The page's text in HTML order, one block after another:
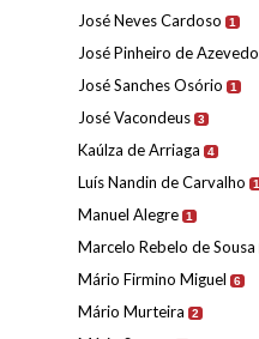
José Neves Cardoso 1
José Pinheiro de Azevedo
José Sanches Osório 1
José Vacondeus 3
Kaúlza de Arriaga 4
Luís Nandin de Carvalho 1
Manuel Alegre 1
Marcelo Rebelo de Sousa
Mário Firmino Miguel 6
Mário Murteira 2